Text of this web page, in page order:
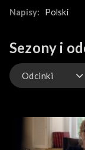
Napisy: Polski
Sezony i
Odcinki